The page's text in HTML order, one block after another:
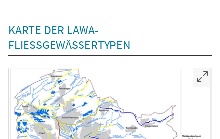
KARTE DER LAWA-
FLIESSGEWÄSSERTYPEN